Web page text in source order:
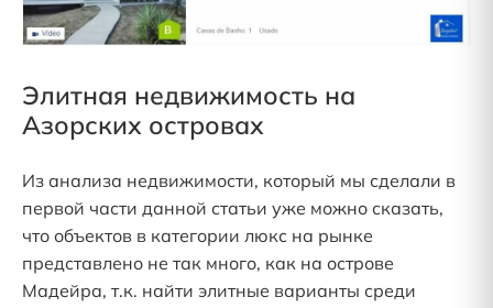
Элитная недвижимость на
Азорских островах
Из анализа недвижимости, который мы сделали в
первой части данной статьи уже можно сказать,
что объектов в категории люкс на рынке
представлено не так много, как на острове
Мадейра, т.к. найти элитные варианты среди